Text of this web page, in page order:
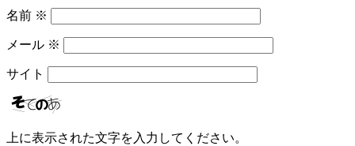
名前 ※
メール ※
サイト
上に表示された文字を入力してください。